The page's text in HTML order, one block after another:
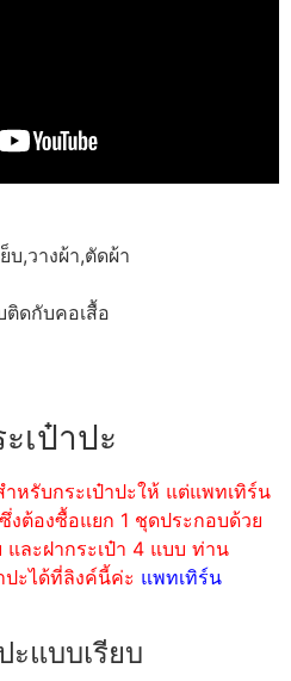
บ,วางผ้า,ตัดผ้า
ติดกับคอเสื้อ
เป๋าปะ
หรับกระเป๋าปะให้ แต่แพทเทิร์น
งต้องซื้อแยก 1 ชุดประกอบด้วย
และฝากระเป๋า 4 แบบ ท่าน
ปะได้ที่ลิงค์นี้ค่ะ แพทเทิร์น
ะแบบเรียบ